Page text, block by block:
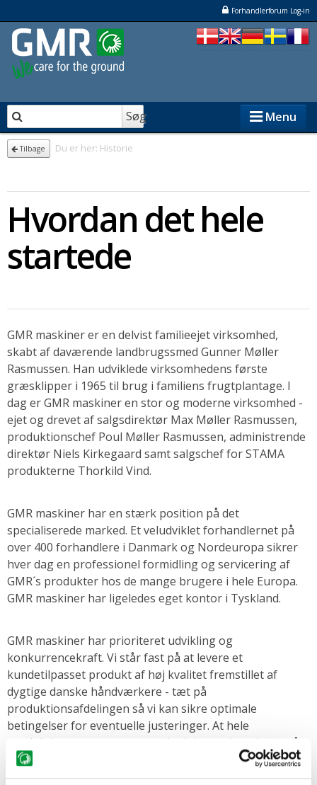
Forhandlerforum Log-in
Søg Menu
STAMA
NESBO
Om GMR
Reservedele
Tilbage Du er her: Historie
Hvordan det hele
startede
GMR maskiner er en delvist familieejet virksomhed,
skabt af daværende landbrugssmed Gunner Møller
Rasmussen. Han udviklede virksomhedens første
græsklipper i 1965 til brug i familiens frugtplantage. I
dag er GMR maskiner en stor og moderne virksomhed -
ejet og drevet af salgsdirektør Max Møller Rasmussen,
produktionschef Poul Møller Rasmussen, administrende
direktør Niels Kirkegaard samt salgschef for STAMA
produkterne Thorkild Vind.
GMR maskiner har en stærk position på det
specialiserede marked. Et veludviklet forhandlernet på
over 400 forhandlere i Danmark og Nordeuropa sikrer
hver dag en professionel formidling og servicering af
GMR´s produkter hos de mange brugere i hele Europa.
GMR maskiner har ligeledes eget kontor i Tyskland.
GMR maskiner har prioriteret udvikling og
konkurrencekraft. Vi står fast på at levere et
kundetilpasset produkt af høj kvalitet fremstillet af
dygtige danske håndværkere - tæt på
produktionsafdelingen så vi kan sikre optimale
betingelser for eventuelle justeringer. At hele
produktionsprocessen er samlet inhouse betyder også
kortere leveringstid samt bedre mulighed for at tilpasse
produkterne til kundens specifikke krav.